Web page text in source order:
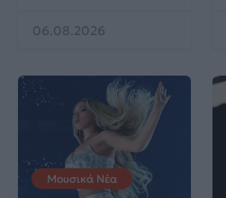
06.08.2026
Μουσικά Νέα